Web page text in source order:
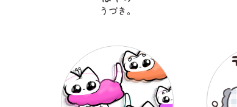
うづき。